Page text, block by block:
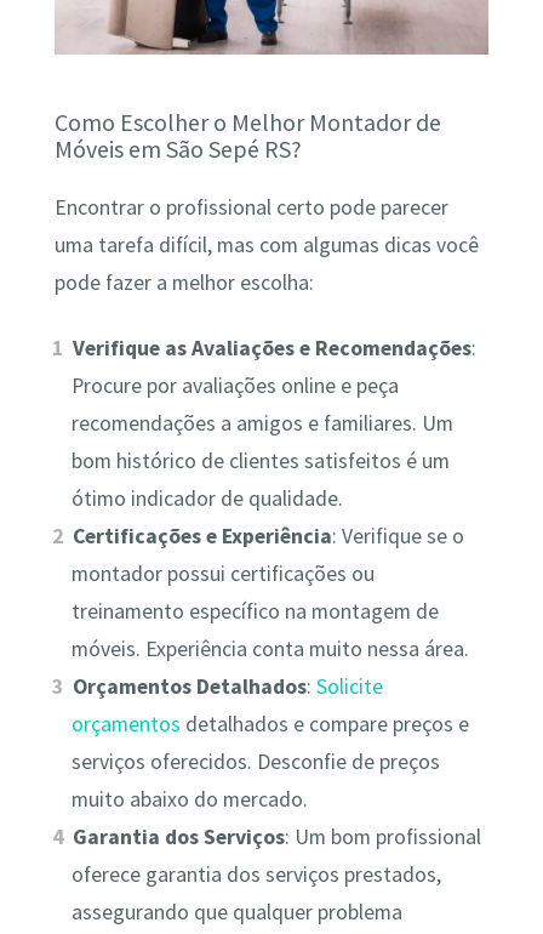
Como Escolher o Melhor Montador de
Móveis em São Sepé RS?
Encontrar o profissional certo pode parecer
uma tarefa difícil, mas com algumas dicas você
pode fazer a melhor escolha:
Verifique as Avaliações e Recomendações:
Procure por avaliações online e peça
recomendações a amigos e familiares. Um
bom histórico de clientes satisfeitos é um
ótimo indicador de qualidade.
Certificações e Experiência: Verifique se o
montador possui certificações ou
treinamento específico na montagem de
móveis. Experiência conta muito nessa área.
Orçamentos Detalhados:Solicite
orçamentos detalhados e compare preços e
serviços oferecidos. Desconfie de preços
muito abaixo do mercado.
Garantia dos Serviços: Um bom profissional
oferece garantia dos serviços prestados,
assegurando que qualquer problema